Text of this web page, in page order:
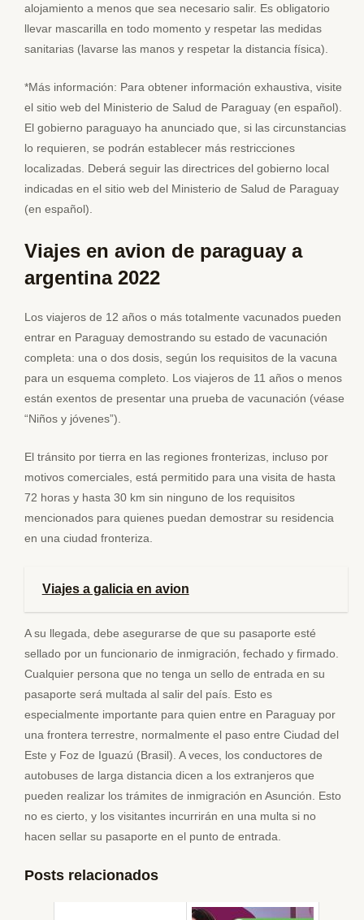
alojamiento a menos que sea necesario salir. Es obligatorio
llevar mascarilla en todo momento y respetar las medidas
sanitarias (lavarse las manos y respetar la distancia física).
*Más información: Para obtener información exhaustiva, visite
el sitio web del Ministerio de Salud de Paraguay (en español).
El gobierno paraguayo ha anunciado que, si las circunstancias
lo requieren, se podrán establecer más restricciones
localizadas. Deberá seguir las directrices del gobierno local
indicadas en el sitio web del Ministerio de Salud de Paraguay
(en español).
Viajes en avion de paraguay a
argentina 2022
Los viajeros de 12 años o más totalmente vacunados pueden
entrar en Paraguay demostrando su estado de vacunación
completa: una o dos dosis, según los requisitos de la vacuna
para un esquema completo. Los viajeros de 11 años o menos
están exentos de presentar una prueba de vacunación (véase
“Niños y jóvenes”).
El tránsito por tierra en las regiones fronterizas, incluso por
motivos comerciales, está permitido para una visita de hasta
72 horas y hasta 30 km sin ninguno de los requisitos
mencionados para quienes puedan demostrar su residencia
en una ciudad fronteriza.
Viajes a galicia en avion
A su llegada, debe asegurarse de que su pasaporte esté
sellado por un funcionario de inmigración, fechado y firmado.
Cualquier persona que no tenga un sello de entrada en su
pasaporte será multada al salir del país. Esto es
especialmente importante para quien entre en Paraguay por
una frontera terrestre, normalmente el paso entre Ciudad del
Este y Foz de Iguazú (Brasil). A veces, los conductores de
autobuses de larga distancia dicen a los extranjeros que
pueden realizar los trámites de inmigración en Asunción. Esto
no es cierto, y los visitantes incurrirán en una multa si no
hacen sellar su pasaporte en el punto de entrada.
Posts relacionados